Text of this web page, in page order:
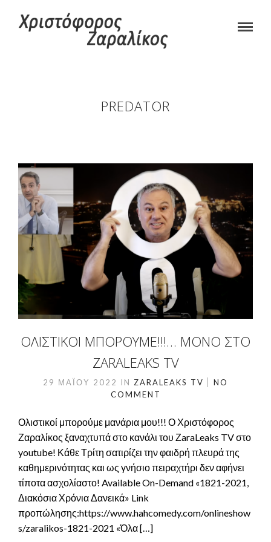
PREDATOR
ΟΛΙΣΤΙΚΟΊ ΜΠΟΡΟΎΜΕ!!!… ΜΌΝΟ ΣΤΟ
ZARALEAKS TV
29 ΜΑΪ́ΟΥ 2022 IN ZARALEAKS TV
NO
COMMENT
Ολιστικοί μπορούμε μανάρια μου!!! Ο Χριστόφορος
Ζαραλίκος ξαναχτυπά στο κανάλι του ΖaraLeaks TV στο
youtube! Κάθε Τρίτη σατιρίζει την φαιδρή πλευρά της
καθημερινότητας και ως γνήσιο πειραχτήρι δεν αφήνει
τίποτα ασχολίαστο! Available On-Demand «1821-2021,
Διακόσια Χρόνια Δανεικά» Link
προπώλησης:https://www.hahcomedy.com/onlineshow
s/zaralikos-1821-2021 «Όλα […]